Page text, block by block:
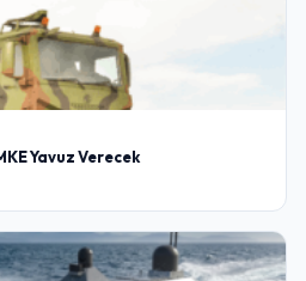
Yavuz Verecek